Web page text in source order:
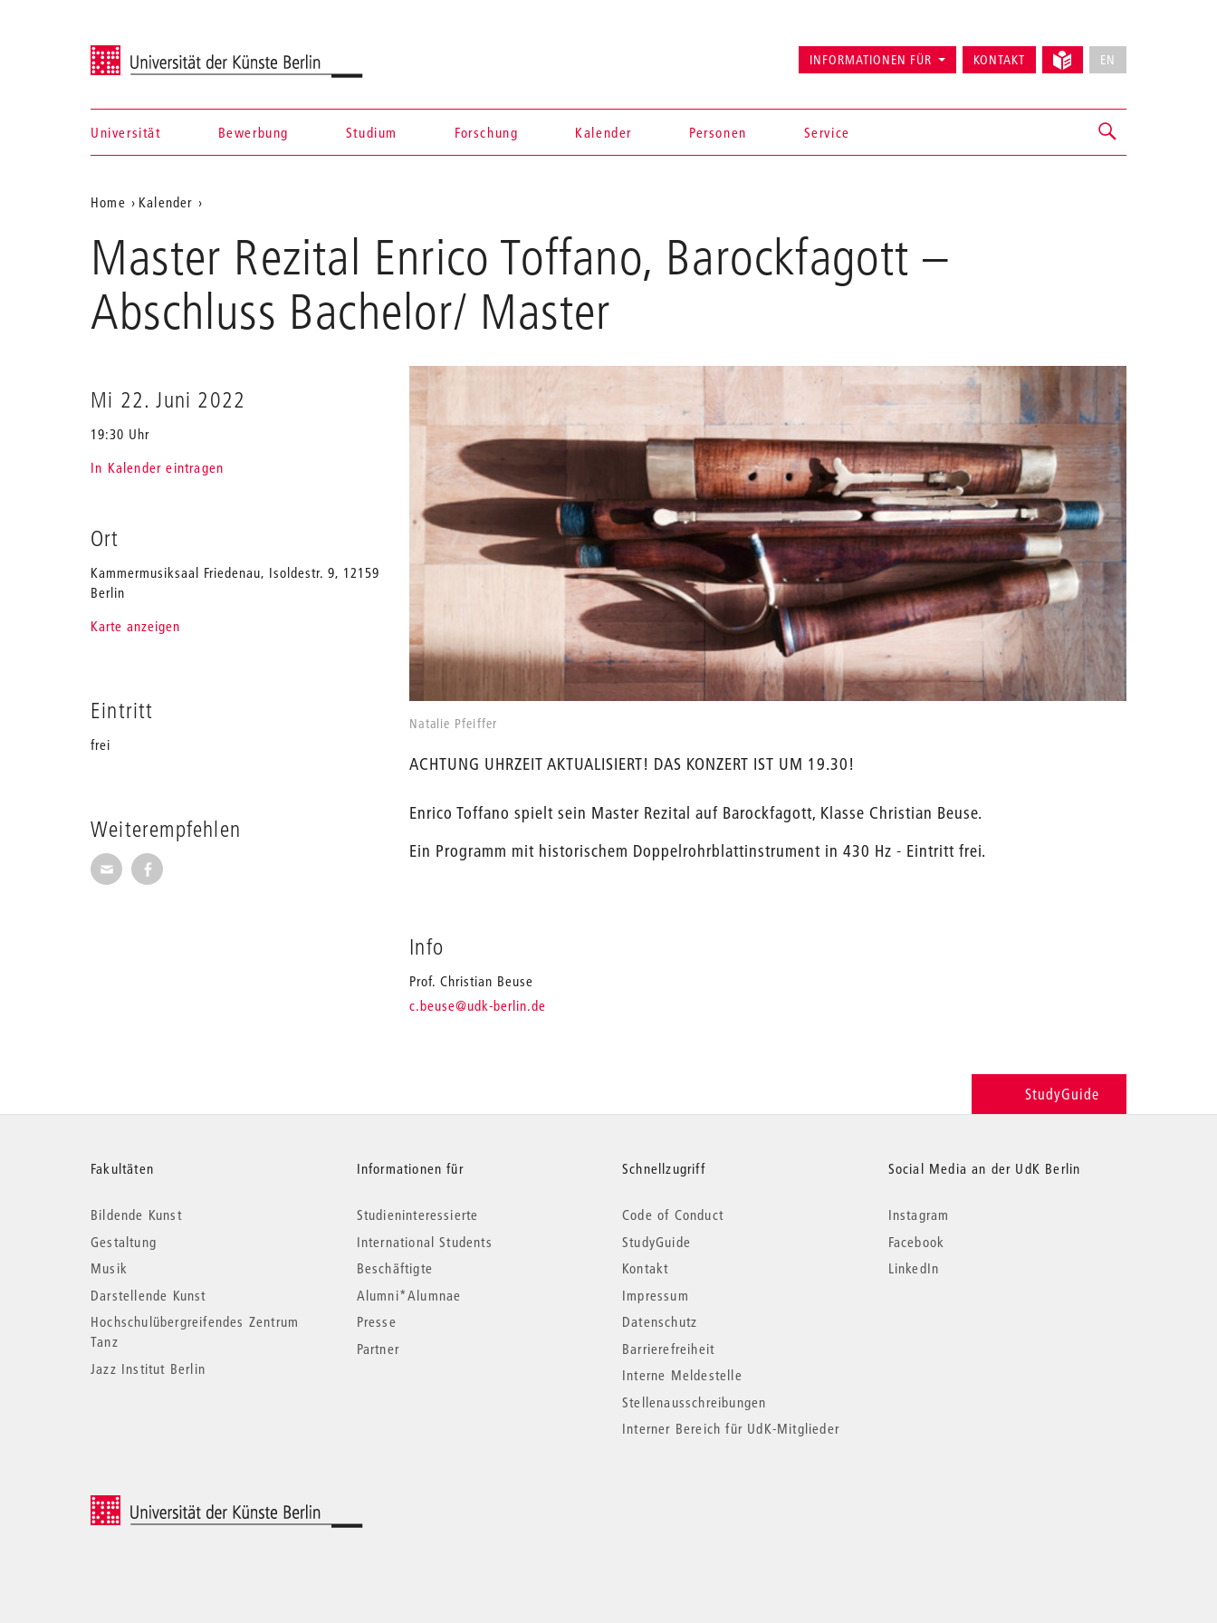
Universität der Künste Berlin
Navigation &
Suche
Universität Bewerbung Studium Forschung Kalender Personen Service
INFORMATIONEN FÜR KONTAKT EN
Aktuelle
Position
auf
der
Webseite
Home
Kalender
Rezital
Enrico
Toffano,
Barockfagott
Master Rezital Enrico Toffano, Barockfagott –
Abschluss Bachelor/ Master
Mi 22. Juni 2022
19:30 Uhr
In Kalender eintragen
Ort
Kammermusiksaal Friedenau, Isoldestr. 9, 12159
Berlin
Karte anzeigen
Eintritt
frei
Weiterempfehlen
Seite per E-Mail weiterempfehlen
Seite auf Facebook weiterempfehlen
Natalie Pfeiffer
ACHTUNG UHRZEIT AKTUALISIERT! DAS KONZERT IST UM 19.30!
Enrico Toffano spielt sein Master Rezital auf Barockfagott, Klasse Christian Beuse.
Ein Programm mit historischem Doppelrohrblattinstrument in 430 Hz - Eintritt frei.
Info
Prof. Christian Beuse
c.beuse_
@udk-berlin.de
StudyGuide
Weitere
Informationen
Fakultäten
Bildende Kunst
Gestaltung
Musik
Darstellende Kunst
Hochschulübergreifendes Zentrum
Tanz
Jazz Institut Berlin
Informationen für
Studieninteressierte
International Students
Beschäftigte
Alumni*Alumnae
Presse
Partner
Schnellzugriff
Code of Conduct
StudyGuide
Kontakt
Impressum
Datenschutz
Barrierefreiheit
Interne Meldestelle
Stellenausschreibungen
Interner Bereich für UdK-Mitglieder
Social Media an der UdK Berlin
Instagram
Facebook
LinkedIn
© 2026 Universität der Künste Berlin